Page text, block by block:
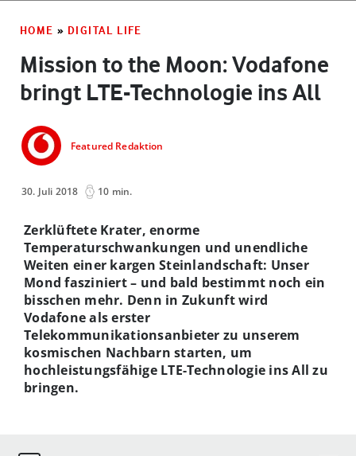
HOME » DIGITAL LIFE
Mission to the Moon: Vodafone
bringt LTE-Technologie ins All
Featured Redaktion
30. Juli 2018 10 min.
Zerklüftete Krater, enorme
Temperaturschwankungen und unendliche
Weiten einer kargen Steinlandschaft: Unser
Mond fasziniert – und bald bestimmt noch ein
bisschen mehr. Denn in Zukunft wird
Vodafone als erster
Telekommunikationsanbieter zu unserem
kosmischen Nachbarn starten, um
hochleistungsfähige LTE-Technologie ins All zu
bringen.